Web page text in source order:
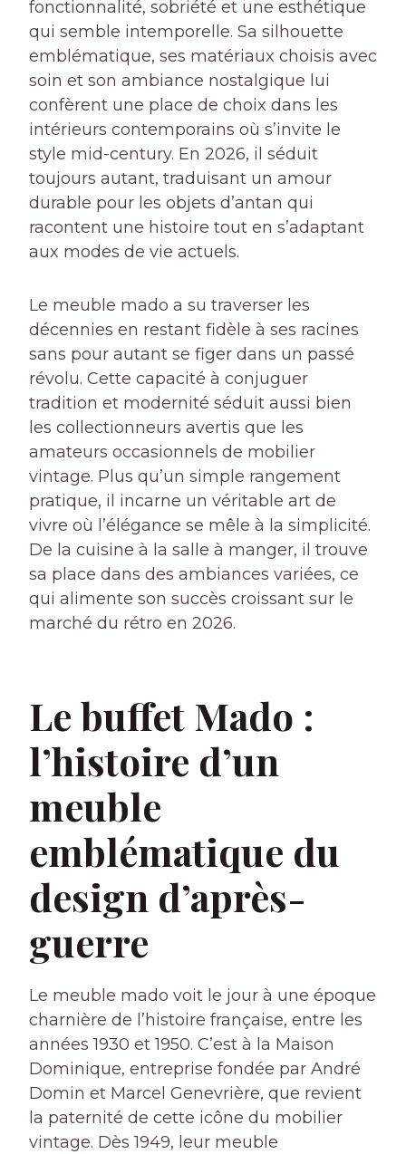
fonctionnalité, sobriété et une esthétique
qui semble intemporelle. Sa silhouette
emblématique, ses matériaux choisis avec
soin et son ambiance nostalgique lui
confèrent une place de choix dans les
intérieurs contemporains où s’invite le
style mid-century. En 2026, il séduit
toujours autant, traduisant un amour
durable pour les objets d’antan qui
racontent une histoire tout en s’adaptant
aux modes de vie actuels.
Le meuble mado a su traverser les
décennies en restant fidèle à ses racines
sans pour autant se figer dans un passé
révolu. Cette capacité à conjuguer
tradition et modernité séduit aussi bien
les collectionneurs avertis que les
amateurs occasionnels de mobilier
vintage. Plus qu’un simple rangement
pratique, il incarne un véritable art de
vivre où l’élégance se mêle à la simplicité.
De la cuisine à la salle à manger, il trouve
sa place dans des ambiances variées, ce
qui alimente son succès croissant sur le
marché du rétro en 2026.
Le buffet Mado :
l’histoire d’un
meuble
emblématique du
design d’après-
guerre
Le meuble mado voit le jour à une époque
charnière de l’histoire française, entre les
années 1930 et 1950. C’est à la Maison
Dominique, entreprise fondée par André
Domin et Marcel Genevrière, que revient
la paternité de cette icône du mobilier
vintage. Dès 1949, leur meuble